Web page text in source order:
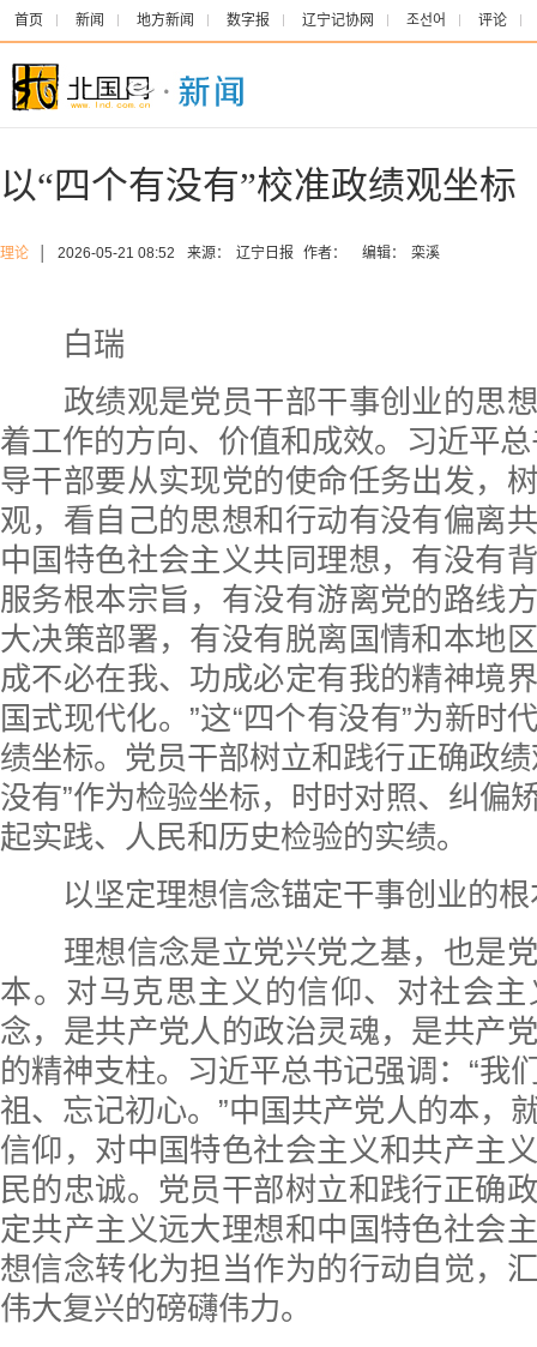
首页 新闻 地方新闻 数字报 辽宁记协网 조선어 评论
以“四个有没有”校准政绩观坐标
理论 2026-05-21 08:52 来源： 辽宁日报 作者： 编辑： 栾溪
白瑞
政绩观是党员干部干事创业的思想
着工作的方向、价值和成效。习近平
导干部要从实现党的使命任务出发，
观，看自己的思想和行动有没有偏离
中国特色社会主义共同理想，有没有
服务根本宗旨，有没有游离党的路线
大决策部署，有没有脱离国情和本地
成不必在我、功成必定有我的精神境
国式现代化。”这“四个有没有”为新时
绩坐标。党员干部树立和践行正确政
没有”作为检验坐标，时时对照、纠偏
起实践、人民和历史检验的实绩。
以坚定理想信念锚定干事创业的根
理想信念是立党兴党之基，也是党
本。对马克思主义的信仰、对社会
念，是共产党人的政治灵魂，是共产
的精神支柱。习近平总书记强调：“我
祖、忘记初心。”中国共产党人的本，
信仰，对中国特色社会主义和共产主
民的忠诚。党员干部树立和践行正确
定共产主义远大理想和中国特色社会
想信念转化为担当作为的行动自觉，
伟大复兴的磅礴伟力。